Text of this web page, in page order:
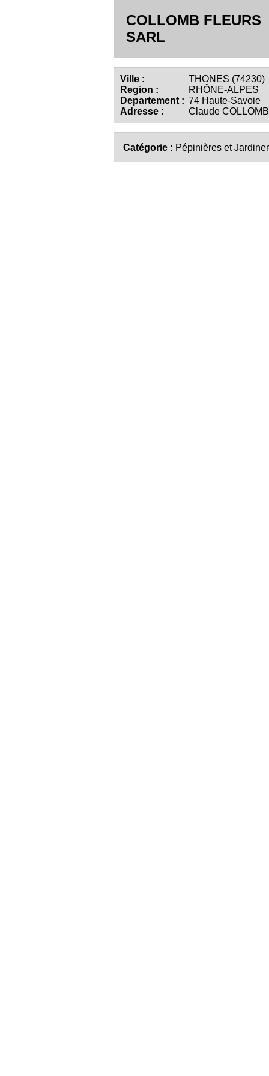
COLLOMB FLEURS
SARL
Ville :
THONES (74230)
Region :
RHÔNE-ALPES
Departement : 74 Haute-Savoie
Adresse :
Claude
Catégorie : Pépinières et